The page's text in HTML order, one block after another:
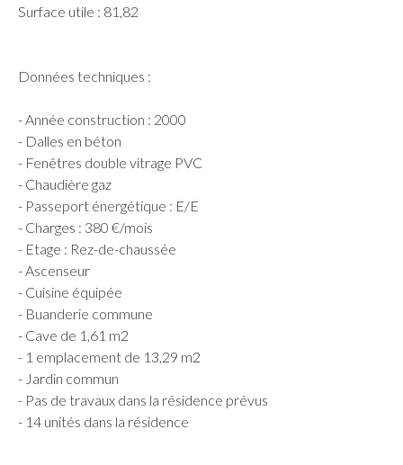
Surface utile : 81,82
Données techniques :
- Année construction : 2000
- Dalles en béton
- Fenêtres double vitrage PVC
- Chaudière gaz
- Passeport énergétique : E/E
- Charges : 380 €/mois
- Etage : Rez-de-chaussée
- Ascenseur
- Cuisine équipée
- Buanderie commune
- Cave de 1,61 m2
- 1 emplacement de 13,29 m2
- Jardin commun
- Pas de travaux dans la résidence prévus
- 14 unités dans la résidence